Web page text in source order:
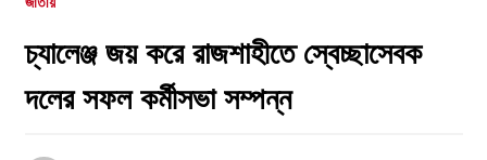
সন্ত্রাসীদের দ্রুত গ্রেফতারে ৭২ ঘন্টা আলটিমেটাম
৪ আগস্ট, ২০২৬, ১:৫৮ অপরাহ্ন
পুলিশ কোনো দলের লাঠিয়াল বাহিনী নয়: স্বরাষ্ট্রমন্ত্রী
চ্যালেঞ্জ জয় করে রাজশাহীতে স্বেচ্ছাসেবক
দলের সফল কর্মীসভা সম্পন্ন